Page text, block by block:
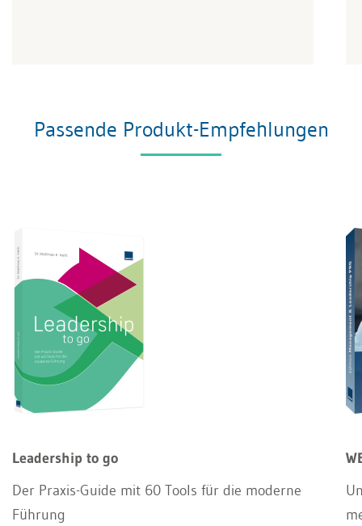
Passende Produkt-Empfehlungen
Leadership to go
Der Praxis-Guide mit 60 Tools für die moderne
Führung